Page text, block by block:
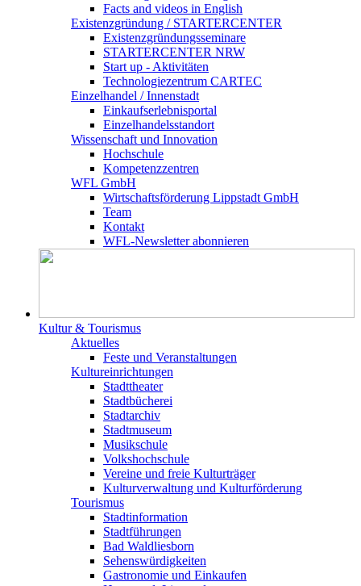
Facts and videos in English
Existenz­gründung / STARTERCENTER
Existenzgründungsseminare
STARTERCENTER NRW
Start up - Aktivitäten
Technologiezentrum CARTEC
Einzelhandel / Innenstadt
Einkaufserlebnisportal
Einzelhandelsstandort
Wissenschaft und Innovation
Hochschule
Kompetenzzentren
WFL GmbH
Wirtschaftsförderung Lippstadt GmbH
Team
Kontakt
WFL-Newsletter abonnieren
Kultur & Tourismus
Aktuelles
Feste und Veranstaltungen
Kultureinrichtungen
Stadttheater
Stadtbücherei
Stadtarchiv
Stadtmuseum
Musikschule
Volkshochschule
Vereine und freie Kulturträger
Kulturverwaltung und Kulturförderung
Tourismus
Stadtinformation
Stadtführungen
Bad Waldliesborn
Sehenswürdigkeiten
Gastronomie und Einkaufen